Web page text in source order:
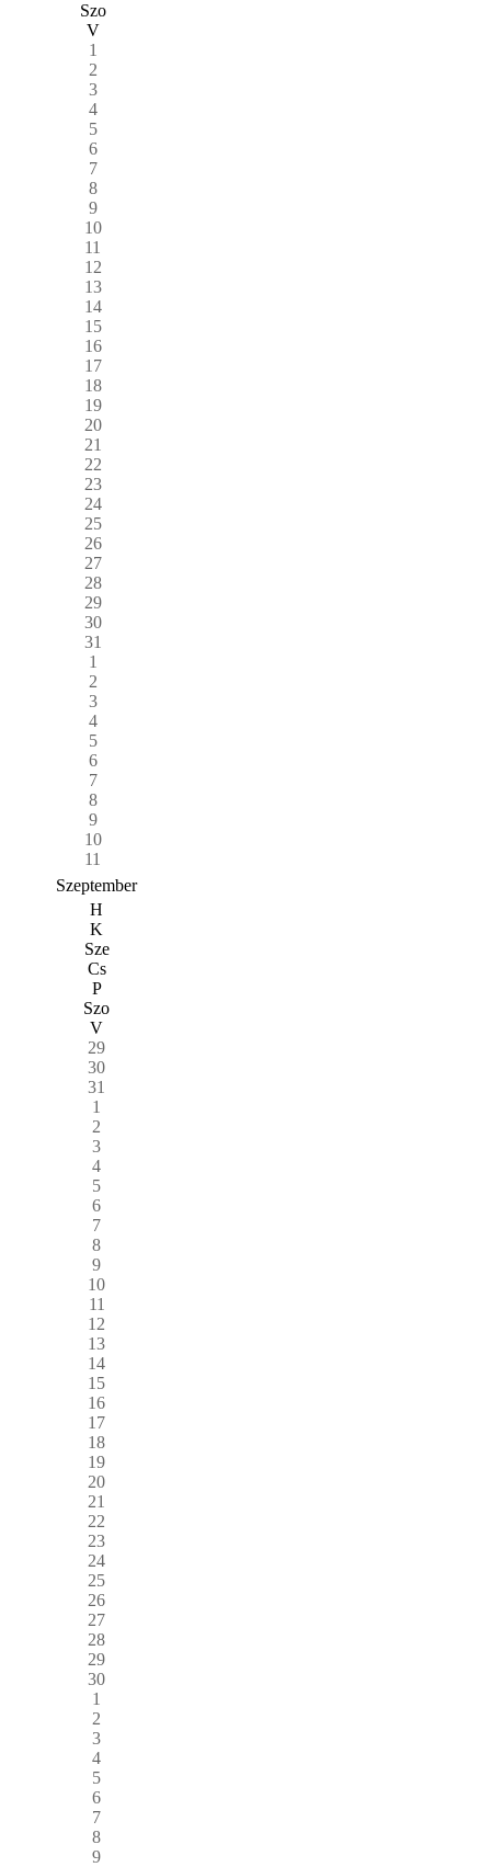
Szo
V
1
2
3
4
5
6
7
8
9
10
11
12
13
14
15
16
17
18
19
20
21
22
23
24
25
26
27
28
29
30
31
1
2
3
4
5
6
7
8
9
10
11
Szeptember
H
K
Sze
Cs
P
Szo
V
29
30
31
1
2
3
4
5
6
7
8
9
10
11
12
13
14
15
16
17
18
19
20
21
22
23
24
25
26
27
28
29
30
1
2
3
4
5
6
7
8
9